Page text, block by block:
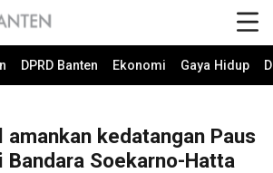
DPRD Banten Ekonomi Gaya Hidup
kedatangan Paus
Bandara Soekarno-Hatta